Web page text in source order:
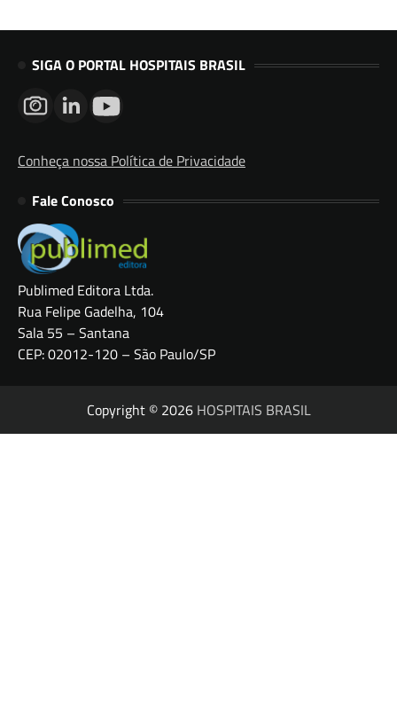
SIGA O PORTAL HOSPITAIS BRASIL
Conheça nossa Política de Privacidade
Fale Conosco
Publimed Editora Ltda.
Rua Felipe Gadelha, 104
Sala 55 – Santana
CEP: 02012-120 – São Paulo/SP
Copyright © 2026 HOSPITAIS BRASIL